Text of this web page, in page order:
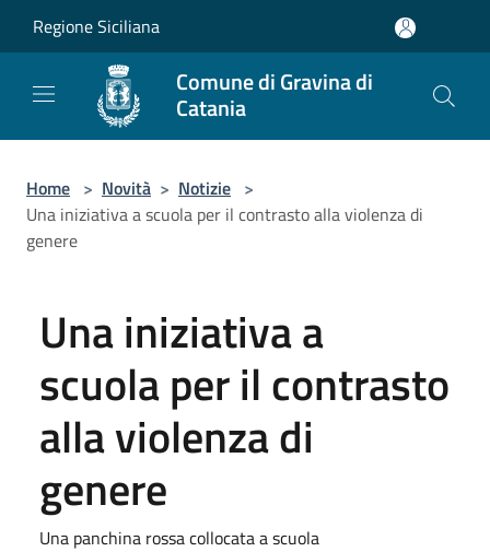
Regione Siciliana
Comune di Gravina di
Catania
Home > Novità > Notizie >
Una iniziativa a scuola per il contrasto alla violenza di
genere
Una iniziativa a
scuola per il contrasto
alla violenza di
genere
Una panchina rossa collocata a scuola